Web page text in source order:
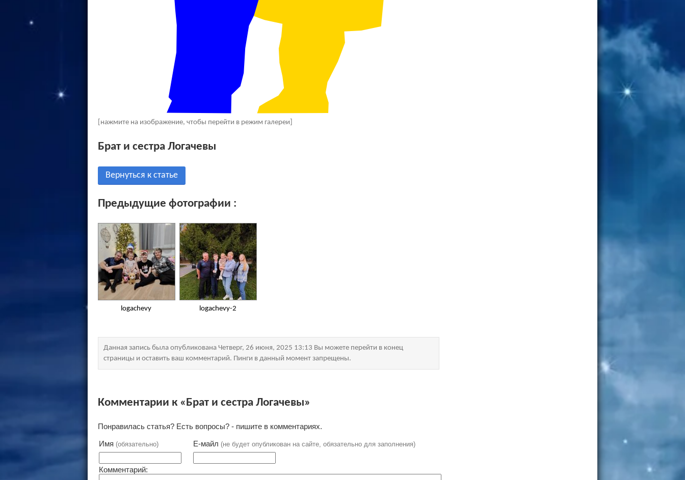
[нажмите на изображение, чтобы перейти в режим галереи]
Брат и сестра Логачевы
Вернуться к статье
Предыдущие фотографии :
logachevy logachevy-2
Данная запись была опубликована Четверг, 26 июня, 2025 13:13 Вы можете перейти в конец
страницы и оставить ваш комментарий. Пинги в данный момент запрещены.
Комментарии к «Брат и сестра Логачевы»
Понравилась статья? Есть вопросы? - пишите в комментариях.
Имя (обязательно) Е-майл (не будет опубликован на сайте, обязательно для заполнения)
Комментарий: